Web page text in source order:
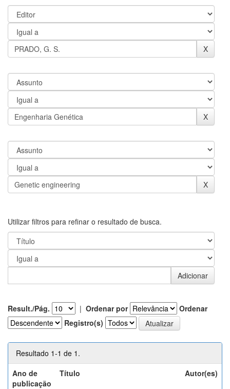
Utilizar filtros para refinar o resultado de busca.
Result./Pág. | Ordenar por
Ordenar
Registro(s)
Resultado 1-1 de 1.
Ano de
publicação
Título Autor(es)